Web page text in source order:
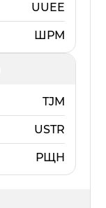
UUEE
ШРМ
TJM
USTR
РЩН